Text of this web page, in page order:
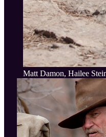
Matt Damon, Hailee